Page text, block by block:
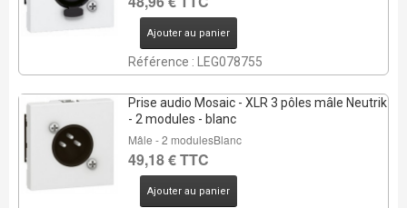
Ajouter au panier
Référence : LEG078755
Prise audio Mosaic - XLR 3 pôles mâle Neutrik
- 2 modules - blanc
Mâle - 2 modulesBlanc
49,18 € TTC
Ajouter au panier